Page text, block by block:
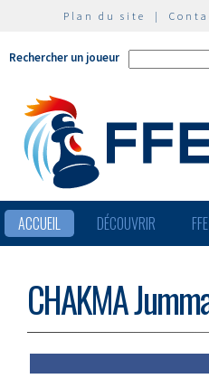
Plan du site |
Rechercher un joueur
ACCUEIL DÉCOUVRIR FFE
CHAKMA